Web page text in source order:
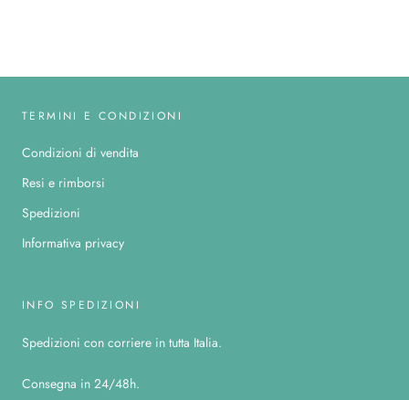
TERMINI E CONDIZIONI
Condizioni di vendita
Resi e rimborsi
Spedizioni
Informativa privacy
INFO SPEDIZIONI
Spedizioni con corriere in tutta Italia.
Consegna in 24/48h.